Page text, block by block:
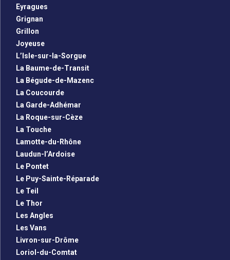
Eyragues
Grignan
Grillon
Joyeuse
L’Isle-sur-la-Sorgue
La Baume-de-Transit
La Bégude-de-Mazenc
La Coucourde
La Garde-Adhémar
La Roque-sur-Cèze
La Touche
Lamotte-du-Rhône
Laudun-l’Ardoise
Le Pontet
Le Puy-Sainte-Réparade
Le Teil
Le Thor
Les Angles
Les Vans
Livron-sur-Drôme
Loriol-du-Comtat